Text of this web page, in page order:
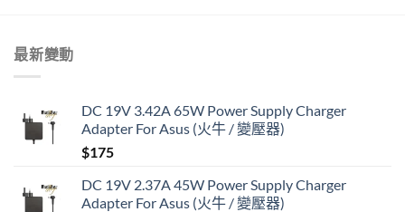
最新變動
DC 19V 3.42A 65W Power Supply Charger
Adapter For Asus (火牛 / 變壓器)
$175
DC 19V 2.37A 45W Power Supply Charger
Adapter For Asus (火牛 / 變壓器)